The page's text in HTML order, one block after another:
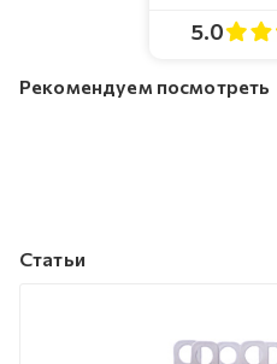
5.0
Рекомендуем посмотреть
Статьи